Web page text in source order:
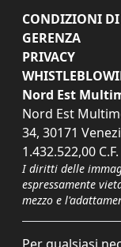
CONDIZIONI DI
GERENZA
PRIVACY
Nord Est
Nord Est
34, 30171
1.432.522,00
I diritti delle
espressamente
mezzo e